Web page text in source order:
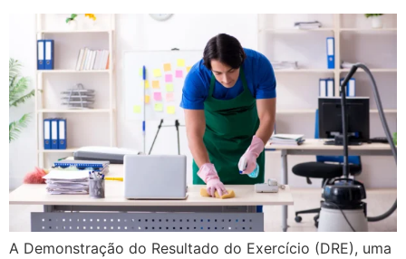
A Demonstração do Resultado do Exercício (DRE), uma